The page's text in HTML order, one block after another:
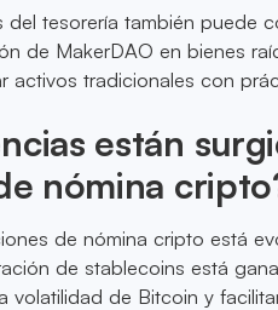
del tesorería también puede
de MakerDAO en bienes
activos tradicionales con
están
nómina
de nómina cripto está
de stablecoins está
volatilidad de Bitcoin y